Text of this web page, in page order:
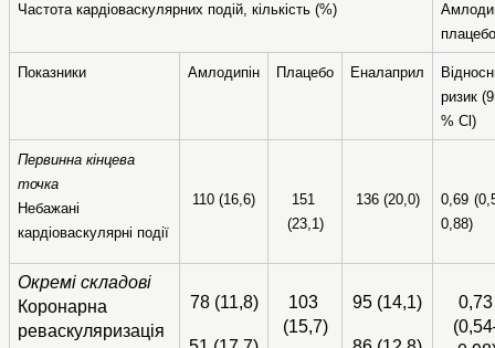
Частота кардіоваскулярних подій, кількість (%)
плацебо
Показники Амлодипін Плацебо Еналаприл
ризик
% Cl)
Первинна кінцева
точка
Небажані
кардіоваскулярні події
110 (16,6)
151
(23,1)
136 (20,0)
0,69
0,88)
Окремі складові
Коронарна
реваскуляризація
78 (11,8)
103
(15,7)
95 (14,1)
0,73